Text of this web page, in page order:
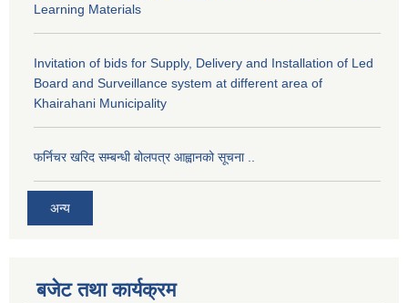
Learning Materials
Invitation of bids for Supply, Delivery and Installation of Led
Board and Surveillance system at different area of
Khairahani Municipality
फर्निचर खरिद सम्बन्धी बोलपत्र आह्वानको सूचना ..
अन्य
बजेट तथा कार्यक्रम